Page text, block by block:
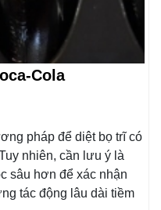
Cola
pháp để diệt bọ trĩ có
nhiên, cần lưu ý là
sâu hơn để xác nhận
tác động lâu dài tiềm